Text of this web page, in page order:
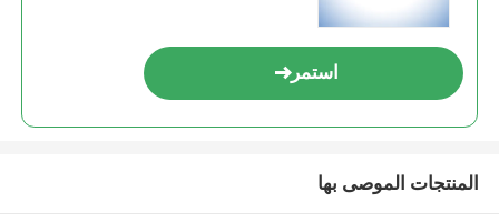
استمر
المنتجات الموصى بها